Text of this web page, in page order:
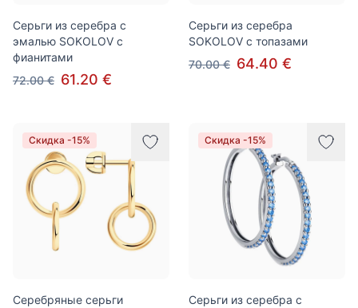
Серьги из серебра с
эмалью SOKOLOV с
фианитами
72.00 € 61.20 €
Серьги из серебра
SOKOLOV с топазами
70.00 € 64.40 €
Скидка -15%
Серебряные серьги
Скидка -15%
Серьги из серебра с